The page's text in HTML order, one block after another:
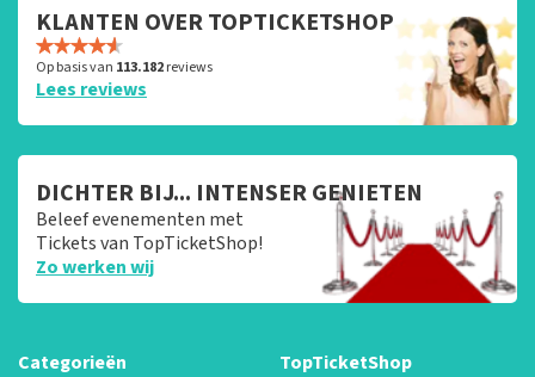
KLANTEN OVER TOPTICKETSHOP
Op basis van 113.182reviews
Lees reviews
DICHTER BIJ... INTENSER GENIETEN
Beleef evenementen met
Tickets van TopTicketShop!
Zo werken wij
Categorieën
TopTicketShop